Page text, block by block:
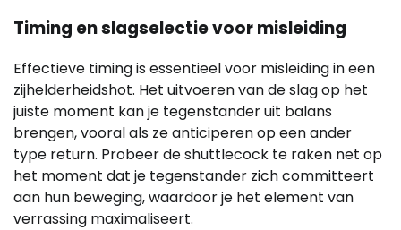
Timing en slagselectie voor misleiding
Effectieve timing is essentieel voor misleiding in een
zijhelderheidshot. Het uitvoeren van de slag op het
juiste moment kan je tegenstander uit balans
brengen, vooral als ze anticiperen op een ander
type return. Probeer de shuttlecock te raken net op
het moment dat je tegenstander zich committeert
aan hun beweging, waardoor je het element van
verrassing maximaliseert.